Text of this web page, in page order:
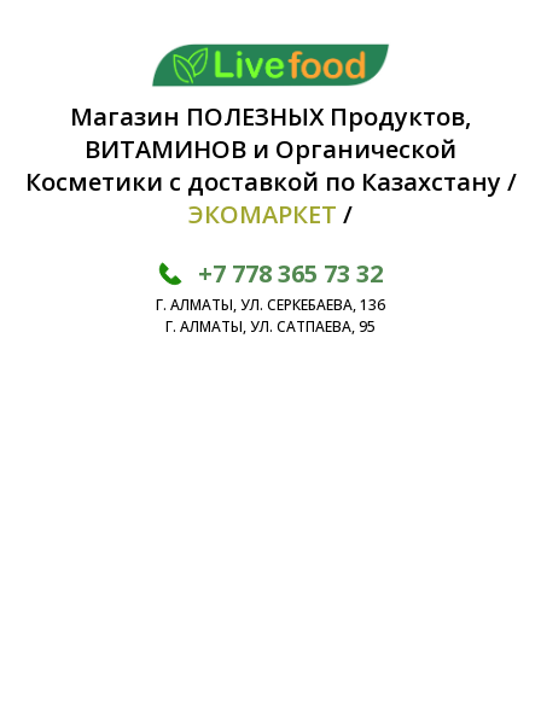
Магазин ПОЛЕЗНЫХ Продуктов,
ВИТАМИНОВ и Органической
Косметики с доставкой по Казахстану /
ЭКОМАРКЕТ /
+7 778 365 73 32
Г. АЛМАТЫ, УЛ. СЕРКЕБАЕВА, 136
Г. АЛМАТЫ, УЛ. САТПАЕВА, 95